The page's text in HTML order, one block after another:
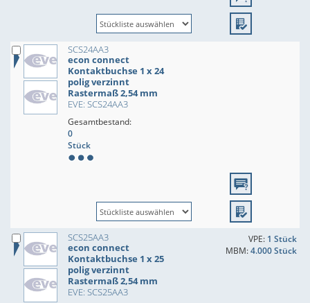
SCS24AA3
econ connect
Kontaktbuchse 1 x 24
polig verzinnt
Rastermaß 2,54 mm
EVE: SCS24AA3
Gesamtbestand:
0
Stück
SCS25AA3
econ connect
Kontaktbuchse 1 x 25
polig verzinnt
Rastermaß 2,54 mm
EVE: SCS25AA3
VPE: 1 Stück
MBM:4.000 Stück